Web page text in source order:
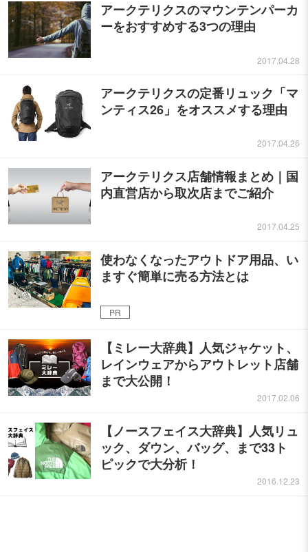
アークテリクスのマウンテンパーカ
ーをおすすめする3つの理由
2017.04.28
アークテリクスの定番リュック「マ
ンティス26」をオススメする理由
2017.04.26
アークテリクス店舗情報まとめ｜国
内直営店から取次店までご紹介
2017.04.25
使わなくなったアウトドア用品、い
ますぐ簡単に売る方法とは
PR
【ミレー大辞典】人気ジャケット、
レインウェアからアウトレット店舗
まで大公開！
2017.02.06
【ノースフェイス大辞典】人気リュ
ック、ダウン、バッグ、まで33ト
ピックで大分析！
2016.12.23